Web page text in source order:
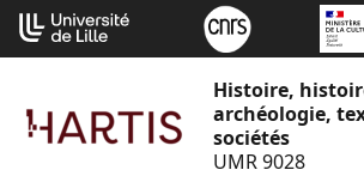
Aller
au
contenu
Histoire,
archéologie,
sociétés
UMR 9028
Cookies management panel